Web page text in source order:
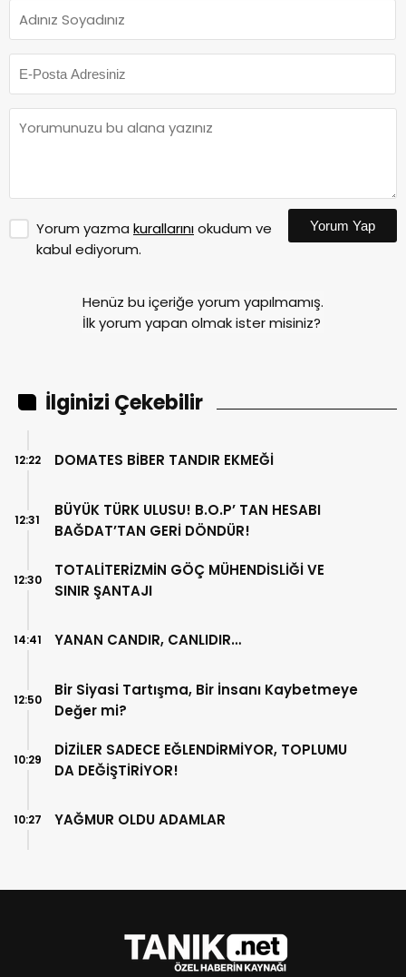
Yorum yazma kurallarınıokudum ve
kabul ediyorum.
Yorum Yap
Henüz bu içeriğe yorum yapılmamış.
İlk yorum yapan olmak ister misiniz?
İlginizi Çekebilir
DOMATES BİBER TANDIR EKMEĞİ
12:22
BÜYÜK TÜRK ULUSU! B.O.P’ TAN HESABI
BAĞDAT’TAN GERİ DÖNDÜR!
12:31
TOTALİTERİZMİN GÖÇ MÜHENDİSLİĞİ VE
SINIR ŞANTAJI
12:30
YANAN CANDIR, CANLIDIR…
14:41
Bir Siyasi Tartışma, Bir İnsanı Kaybetmeye
Değer mi?
12:50
DİZİLER SADECE EĞLENDİRMİYOR, TOPLUMU
DA DEĞİŞTİRİYOR!
10:29
YAĞMUR OLDU ADAMLAR
10:27